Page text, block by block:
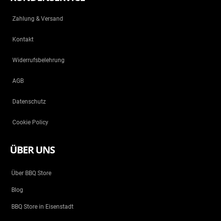
Zahlung & Versand
Kontakt
Widerrufsbelehrung
AGB
Datenschutz
Cookie Policy
ÜBER UNS
Über BBQ Store
Blog
BBQ Store in Eisenstadt